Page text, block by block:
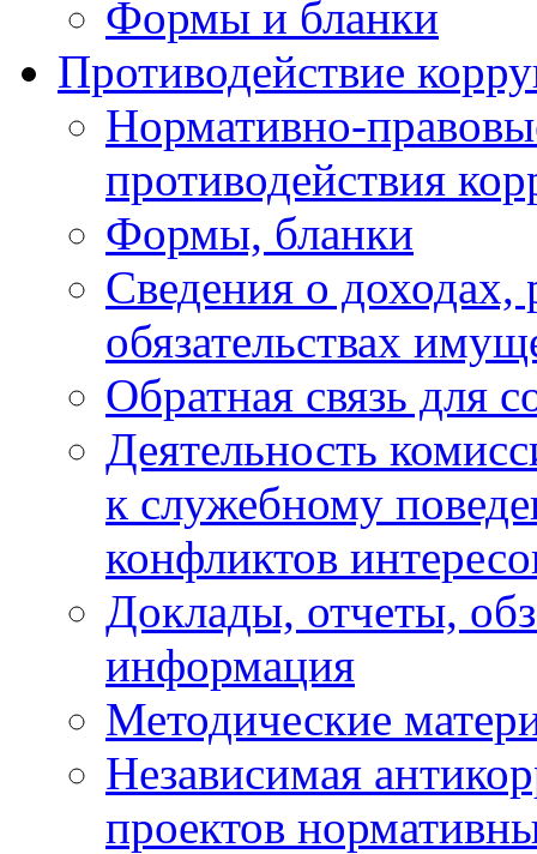
Формы и бланки
Противодействие
Нормативно-
противодействия
Формы, бланки
Сведения о доходах,
обязательствах
Обратная связь для
Деятельность
к служебному
конфликтов
Доклады, отчеты,
информация
Методические
Независимая
проектов